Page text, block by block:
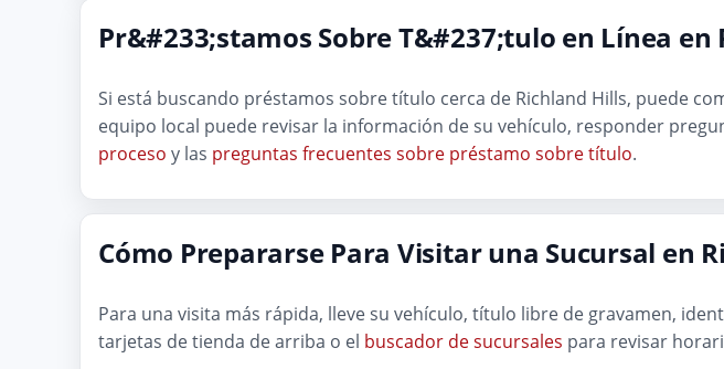
Pr&#233;stamos Sobre T&#237;tulo en Línea en
Si está buscando préstamos sobre título cerca de Richland Hills, puede
equipo local puede revisar la información de su vehículo, responder
proceso y las preguntas frecuentes sobre préstamo sobre título.
Cómo Prepararse Para Visitar una Sucursal en
Para una visita más rápida, lleve su vehículo, título libre de gravamen,
tarjetas de tienda de arriba o el buscador de sucursales para revisar